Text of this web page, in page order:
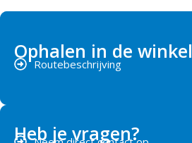
Ophalen in de winkel
Routebeschrijving
Heb je vragen?